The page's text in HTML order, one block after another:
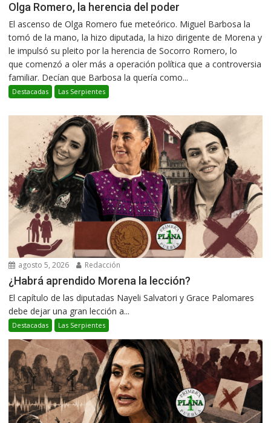
Olga Romero, la herencia del poder
El ascenso de Olga Romero fue meteórico. Miguel Barbosa la
tomó de la mano, la hizo diputada, la hizo dirigente de Morena y
le impulsó su pleito por la herencia de Socorro Romero, lo
que comenzó a oler más a operación política que a controversia
familiar. Decían que Barbosa la quería como...
Destacadas Las Serpientes
agosto 5, 2026 Redacción
¿Habrá aprendido Morena la lección?
El capítulo de las diputadas Nayeli Salvatori y Grace Palomares
debe dejar una gran lección a...
Destacadas Las Serpientes